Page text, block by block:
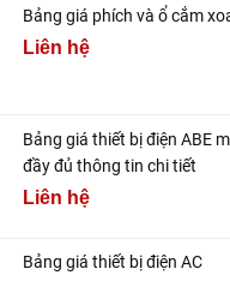
Bảng giá phích và ổ cắm
Liên hệ
Bảng giá thiết bị điện ABE
đầy đủ thông tin chi tiết
Liên hệ
Bảng giá thiết bị điện AC